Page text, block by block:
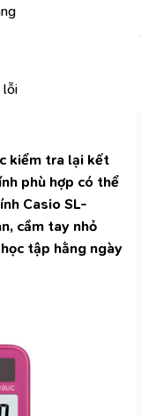
lỗi
kiểm tra lại kết
phù hợp có thể
Casio SL-
cầm tay nhỏ
tập hằng ngày